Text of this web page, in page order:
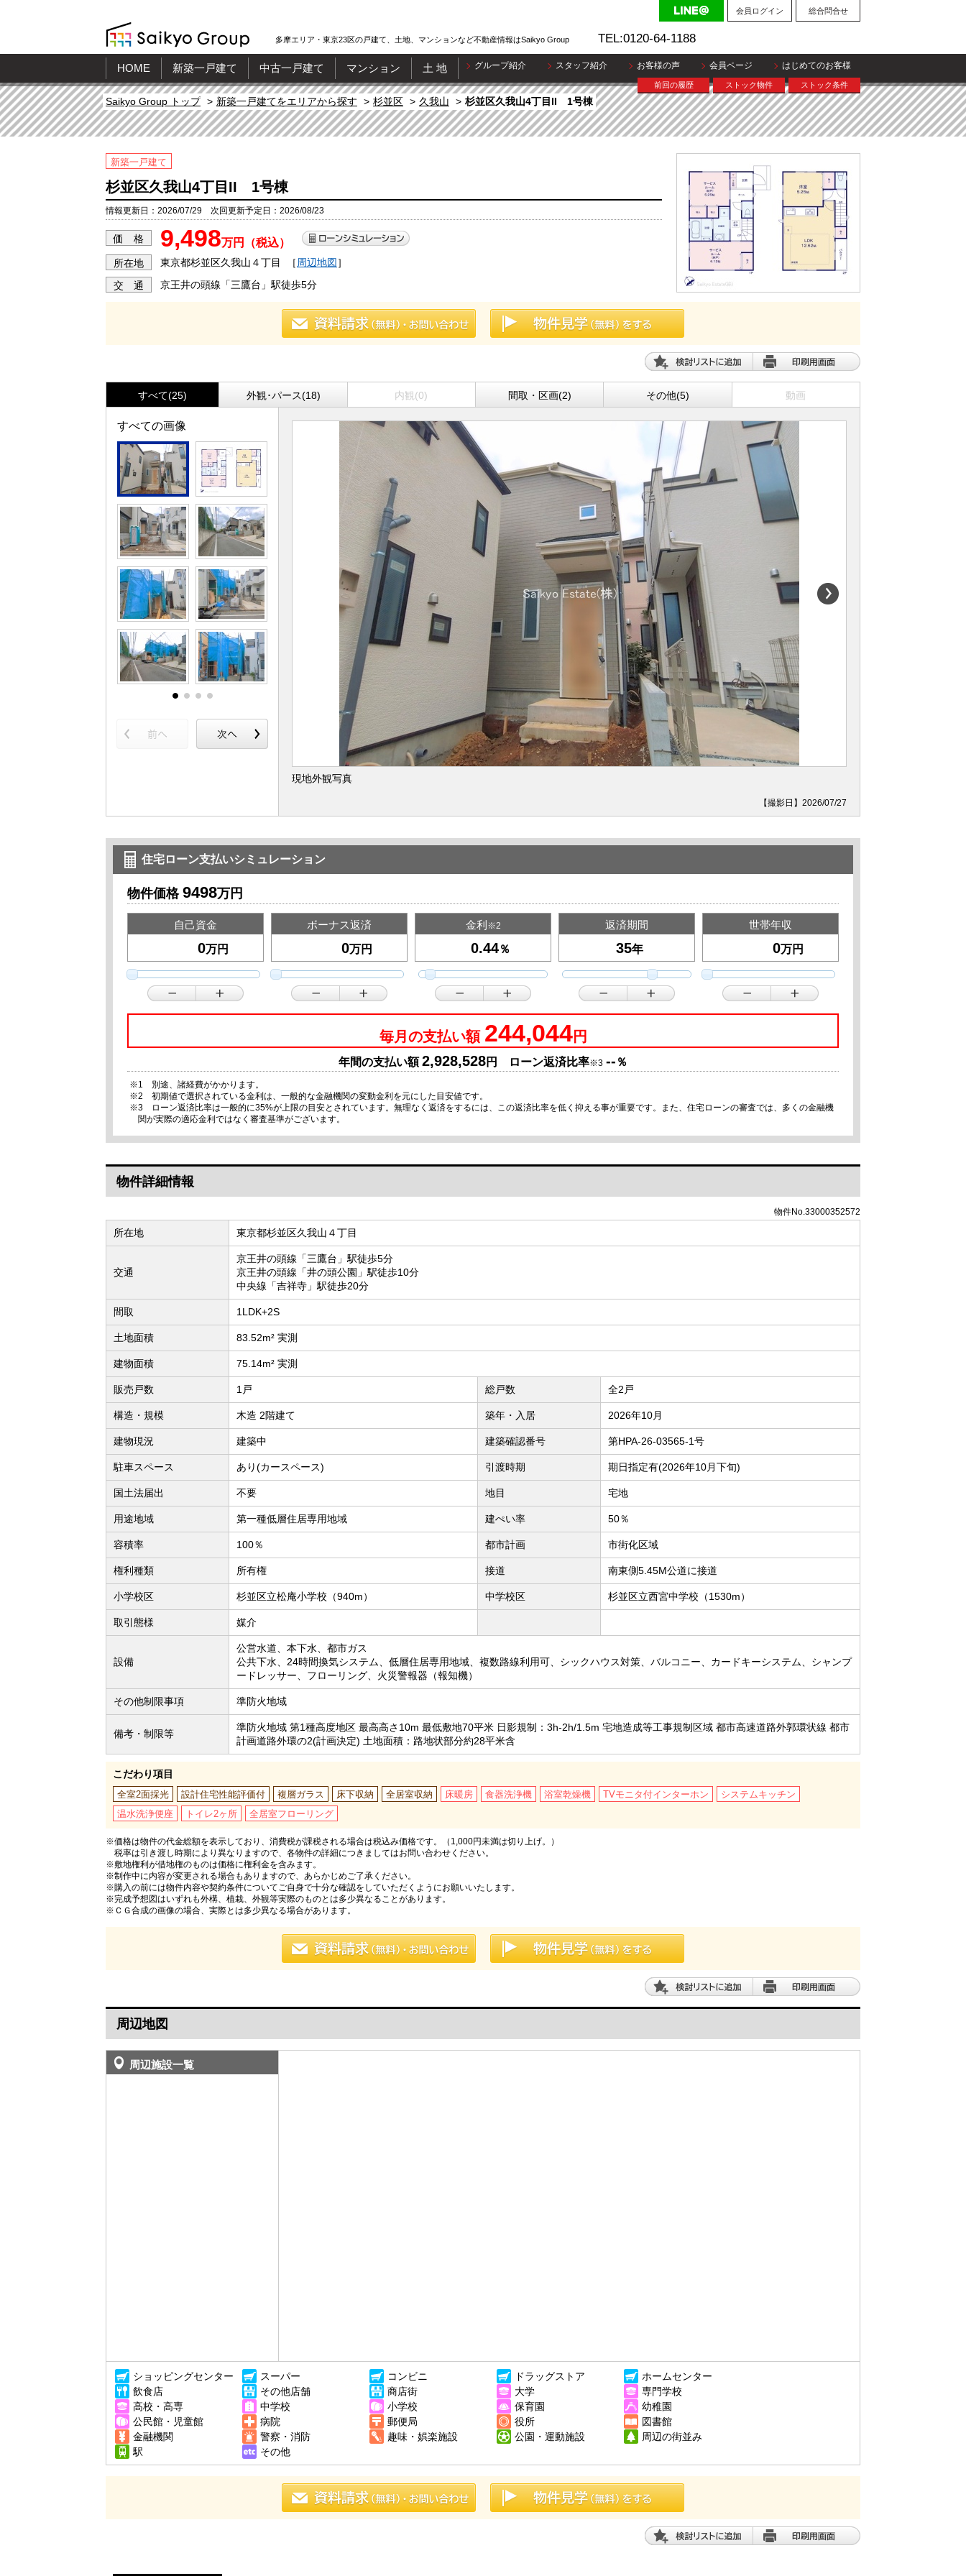
多摩エリア・東京23区の戸建て、土地、マンションなど不動産情報はSaikyo Group TEL:0120-64-1188
会員ログイン 総合問合せ
HOME 新築一戸建て 中古一戸建て マンション 土 地 グループ紹介 スタッフ紹介 お客様の声 会員ページ はじめてのお客様
前回の履歴 ストック物件 ストック条件
Saikyo Group トップ 新築一戸建てをエリアから探す 杉並区 久我山 杉並区久我山4丁目II 1号棟
新築一戸建て
杉並区久我山4丁目II 1号棟
情報更新日：2026/07/29 次回更新予定日：2026/08/23
価 格 9,498万円（税込）
所在地 東京都杉並区久我山４丁目 ［ 周辺地図］
交 通 京王井の頭線「三鷹台」駅徒歩5分
すべて(25) 外観･パース(18) 内観(0) 間取・区画(2) その他(5) 動画
すべての画像
現地外観写真
【撮影日】2026/07/27
住宅ローン支払いシミュレーション
物件価格 9498万円
自己資金
万円
ボーナス返済
万円
金利 ※2
％
返済期間
年
世帯年収
万円
毎月の支払い額 244,044円
年間の支払い額2,928,528円 ローン返済比率※3 -- ％
※1 別途、諸経費がかかります。
※2 初期値で選択されている金利は、一般的な金融機関の変動金利を元にした目安値です。
※3 ローン返済比率は一般的に35%が上限の目安とされています。無理なく返済をするには、この返済比率を低く抑える事が重要です。また、住宅ローンの審査では、多くの金融機
関が実際の適応金利ではなく審査基準がございます。
物件詳細情報
物件No.33000352572
所在地 東京都杉並区久我山４丁目
交通
京王井の頭線「三鷹台」駅徒歩5分
京王井の頭線「井の頭公園」駅徒歩10分
中央線「吉祥寺」駅徒歩20分
間取 1LDK+2S
土地面積 83.52m² 実測
建物面積 75.14m² 実測
販売戸数 1戸 総戸数 全2戸
構造・規模 木造 2階建て 築年・入居 2026年10月
建物現況 建築中 建築確認番号 第HPA-26-03565-1号
駐車スペース あり(カースペース) 引渡時期 期日指定有(2026年10月下旬)
国土法届出 不要 地目 宅地
用途地域 第一種低層住居専用地域 建ぺい率 50％
容積率 100％ 都市計画 市街化区域
権利種類 所有権 接道 南東側5.45M公道に接道
小学校区 杉並区立松庵小学校（940m） 中学校区 杉並区立西宮中学校（1530m）
取引態様 媒介
設備
公営水道、本下水、都市ガス
公共下水、24時間換気システム、低層住居専用地域、複数路線利用可、シックハウス対策、バルコニー、カードキーシステム、シャンプ
ードレッサー、フローリング、火災警報器（報知機）
その他制限事項 準防火地域
備考・制限等
準防火地域 第1種高度地区 最高高さ10m 最低敷地70平米 日影規制：3h-2h/1.5m 宅地造成等工事規制区域 都市高速道路外郭環状線 都市
計画道路外環の2(計画決定) 土地面積：路地状部分約28平米含
こだわり項目
全室2面採光 設計住宅性能評価付 複層ガラス 床下収納 全居室収納 床暖房 食器洗浄機 浴室乾燥機 TVモニタ付インターホン
システムキッチン
温水洗浄便座
トイレ2ヶ所 全居室フローリング
※価格は物件の代金総額を表示しており、消費税が課税される場合は税込み価格です。（1,000円未満は切り上げ。）
税率は引き渡し時期により異なりますので、各物件の詳細につきましてはお問い合わせください。
※敷地権利が借地権のものは価格に権利金を含みます。
※制作中に内容が変更される場合もありますので、あらかじめご了承ください。
※購入の前には物件内容や契約条件についてご自身で十分な確認をしていただくようにお願いいたします。
※完成予想図はいずれも外構、植栽、外観等実際のものとは多少異なることがあります。
※ＣＧ合成の画像の場合、実際とは多少異なる場合があります。
周辺地図
周辺施設一覧
ショッピングセンター スーパー コンビニ ドラッグストア
ホームセンター
飲食店
その他店舗 商店街 大学
専門学校
高校・高専
中学校 小学校 保育園
幼稚園
公民館・児童館
病院 郵便局 役所
図書館
金融機関
警察・消防 趣味・娯楽施設 公園・運動施設
周辺の街並み
駅
その他